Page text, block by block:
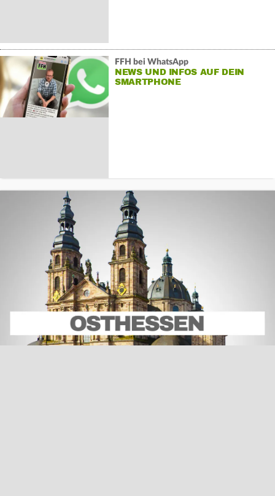
FFH bei WhatsApp
NEWS UND INFOS AUF DEIN
SMARTPHONE